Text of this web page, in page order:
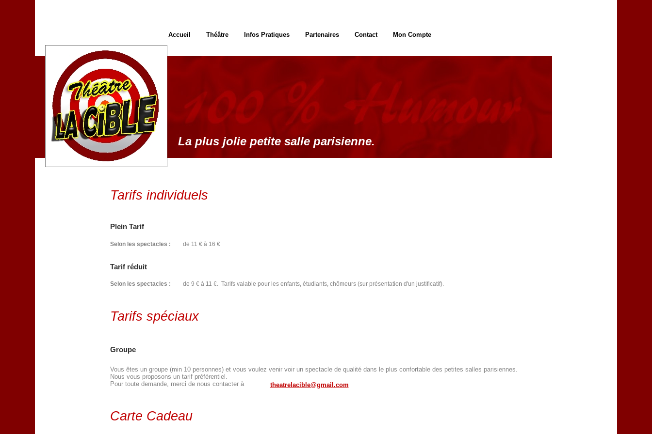
Tarifs individuels
Plein Tarif
Selon les spectacles : de 11 € à 16 €
Tarif réduit
Selon les spectacles : de 9 € à 11 €. Tarifs valable pour les enfants, étudiants, chômeurs (sur présentation d'un justificatif).
Tarifs spéciaux
Groupe
La plus jolie petite salle parisienne.
Accueil Théâtre Infos Pratiques Partenaires Contact Mon Compte
theatrelacible@gmail.com
Vous êtes un groupe (min 10 personnes) et vous voulez venir voir un spectacle de qualité dans le plus confortable des petites salles parisiennes.
Nous vous proposons un tarif préférentiel.
Pour toute demande, merci de nous contacter à
Carte Cadeau